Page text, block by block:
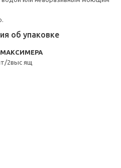
об упаковке
МАКСИМЕРА
2выс ящ